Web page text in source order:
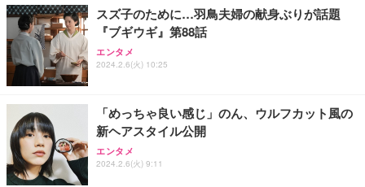
務用 おしゃれ パソコンチェア (ブラック)
Sezlife オフィスチェア デスクチェア 疲れない テレ
ワーク チェア 強化バックレスト 30度ロッキング機
能 人間工学 椅子 腰サポート 90度跳ね上げ式アーム
務用 おしゃれ パソコンチェア (ホワイト)
ANDWINT オフィスチェア デスクチェア 肘なし メ
ッシュ 通気性 ランバーサポート付き 腰サポート ガ
ス圧無段階昇降 360度回転 キャスター付き コンパク
【整備済み品】Dell E2724HS 27インチ 液晶モニタ
ー フルHD（1920×1080）VA 非光沢 HDMI/DisplayP
ort/VGA スピーカー内蔵 高さ調整 スイベル VESA対
【MiniLED/24.5inch/280Hz/FHD】GRAPHT THE S
HOOTER Gaming Monitor 24” Essential ゲーミン
グモニター QD 24.5インチ 1ms FHD 量子ドット 残
Smart Basic(スマートベーシック) 【Amazon.co.jp
限定】 Smart Basic アイリスオーヤマ ペットシーツ
超厚型 お徳用 ワイド 100枚入 (x 1) (ケース販売)
アイリスオーヤマ ペットシーツ 超厚型 お徳用 レギ
ュラー 200枚入【Amazon.co.jp限定】
スズ子のために…羽鳥夫婦の献身ぶりが話題
『ブギウギ』第88話
エンタメ
2024.2.6(火) 10:25
「めっちゃ良い感じ」のん、ウルフカット風の
新ヘアスタイル公開
エンタメ
2024.2.6(火) 9:11